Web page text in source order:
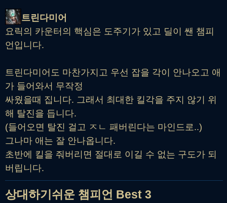
트린다미어
요릭의 카운터의 핵심은 도주기가 있고 딜이 쌘 챔피
언입니다.
트린다미어도 마찬가지고 우선 잡을 각이 안나오고 애
가 들어와서 무작정
싸웠을때 집니다. 그래서 최대한 킬각을 주지 않기 위
해 탈진을 듭니다.
(들어오면 탈진 걸고 ㅈㄴ 패버린다는 마인드로..)
그나마 애는 잘 안나옵니다.
초반에 킬을 줘버리면 절대로 이길 수 없는 구도가 되
버립니다.
상대하기쉬운 챔피언 Best 3